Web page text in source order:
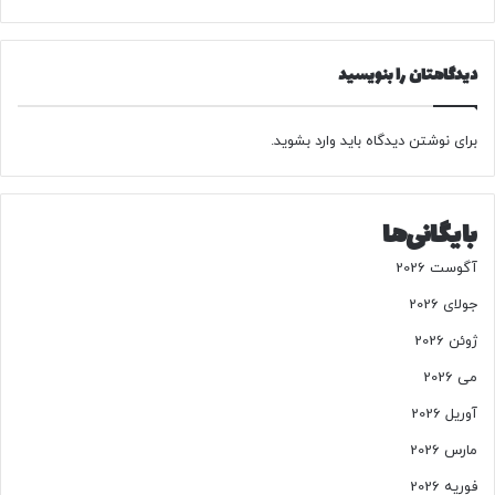
ج
ب
ر
/
ب
م
ر
ز
ا
ن
ب
ب
دیدگاهتان را بنویسید
برای نوشتن دیدگاه باید وارد بشوید.
بایگانی‌ها
آگوست 2026
جولای 2026
ژوئن 2026
می 2026
آوریل 2026
مارس 2026
فوریه 2026